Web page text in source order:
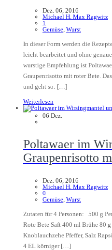
Dez. 06, 2016
Michael H. Max Ragwitz
1
Gemüse Wurst
In dieser Form werden die
leicht bearbeitet und ohne
wurstige Empfehlung ist
Graupenrisotto mit roter Bete.
und geht so: […]
Weiterlesen
06 Dez.
Poltawaer im
Graupenrisotto
Dez. 06, 2016
Michael H. Max Ragwitz
0
Gemüse Wurst
Zutaten für 4 Personen: 500 g
Rote Bete Saft 400 ml Brühe 80
Knoblauchzehe Pfeffer, Salz
4 EL körniger […]